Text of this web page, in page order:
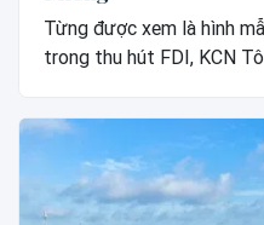
Từng được xem là hình
trong thu hút FDI, KCN Tô